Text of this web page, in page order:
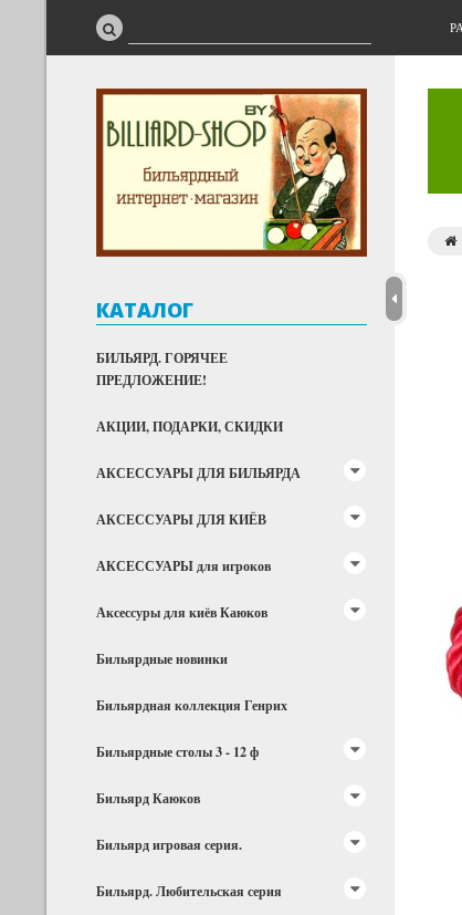
КАТАЛОГ
БИЛЬЯРД. ГОРЯЧЕЕ
ПРЕДЛОЖЕНИЕ!
АКЦИИ, ПОДАРКИ, СКИДКИ
АКСЕССУАРЫ ДЛЯ БИЛЬЯРДА
АКСЕССУАРЫ ДЛЯ КИЁВ
АКСЕССУАРЫ для игроков
Аксессуры для киёв Каюков
Бильярдные новинки
Бильярдная коллекция Генрих
Бильярдные столы 3 - 12 ф
Бильярд Каюков
Бильярд игровая серия.
Бильярд. Любительская серия